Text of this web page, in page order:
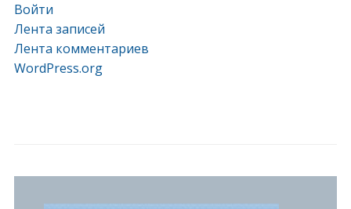
Войти
Лента записей
Лента комментариев
WordPress.org